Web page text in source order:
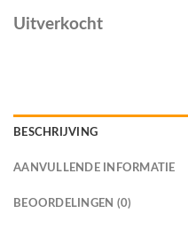
Uitverkocht
BESCHRIJVING
AANVULLENDE INFORMATIE
BEOORDELINGEN (0)